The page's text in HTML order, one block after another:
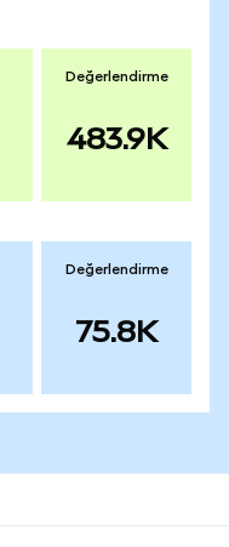
Değerlendirme
483.9K
Değerlendirme
75.8K